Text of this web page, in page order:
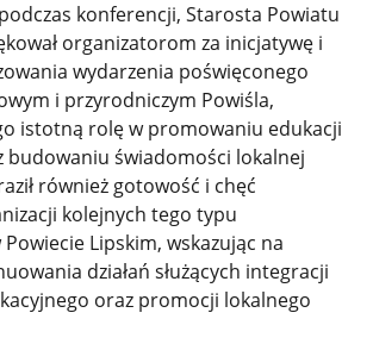
konferencji, Starosta Powiatu
organizatorom za inicjatywę i
wydarzenia poświęconego
i przyrodniczym Powiśla,
istotną rolę w promowaniu edukacji
budowaniu świadomości lokalnej
również gotowość i chęć
kolejnych tego typu
Lipskim, wskazując na
działań służących integracji
oraz promocji lokalnego